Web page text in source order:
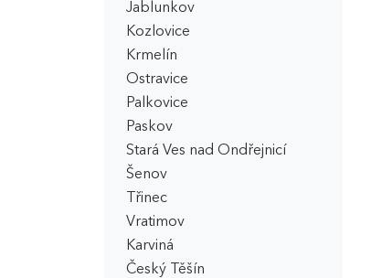
Jablunkov
Kozlovice
Krmelín
Ostravice
Palkovice
Paskov
Stará Ves nad Ondřejnicí
Šenov
Třinec
Vratimov
Karviná
Český Těšín